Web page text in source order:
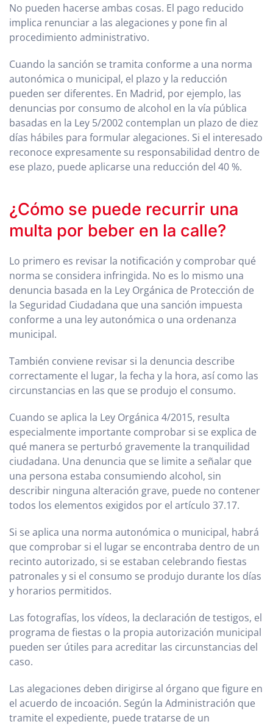
No pueden hacerse ambas cosas. El pago reducido
implica renunciar a las alegaciones y pone fin al
procedimiento administrativo.
Cuando la sanción se tramita conforme a una norma
autonómica o municipal, el plazo y la reducción
pueden ser diferentes. En Madrid, por ejemplo, las
denuncias por consumo de alcohol en la vía pública
basadas en la Ley 5/2002 contemplan un plazo de diez
días hábiles para formular alegaciones. Si el interesado
reconoce expresamente su responsabilidad dentro de
ese plazo, puede aplicarse una reducción del 40 %.
¿Cómo se puede recurrir una
multa por beber en la calle?
Lo primero es revisar la notificación y comprobar qué
norma se considera infringida. No es lo mismo una
denuncia basada en la Ley Orgánica de Protección de
la Seguridad Ciudadana que una sanción impuesta
conforme a una ley autonómica o una ordenanza
municipal.
También conviene revisar si la denuncia describe
correctamente el lugar, la fecha y la hora, así como las
circunstancias en las que se produjo el consumo.
Cuando se aplica la Ley Orgánica 4/2015, resulta
especialmente importante comprobar si se explica de
qué manera se perturbó gravemente la tranquilidad
ciudadana. Una denuncia que se limite a señalar que
una persona estaba consumiendo alcohol, sin
describir ninguna alteración grave, puede no contener
todos los elementos exigidos por el artículo 37.17.
Si se aplica una norma autonómica o municipal, habrá
que comprobar si el lugar se encontraba dentro de un
recinto autorizado, si se estaban celebrando fiestas
patronales y si el consumo se produjo durante los días
y horarios permitidos.
Las fotografías, los vídeos, la declaración de testigos, el
programa de fiestas o la propia autorización municipal
pueden ser útiles para acreditar las circunstancias del
caso.
Las alegaciones deben dirigirse al órgano que figure en
el acuerdo de incoación. Según la Administración que
tramite el expediente, puede tratarse de un